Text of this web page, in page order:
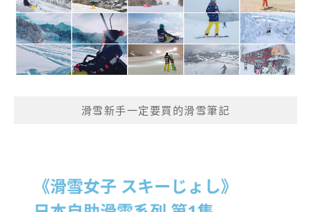
滑雪新手一定要買的滑雪筆記